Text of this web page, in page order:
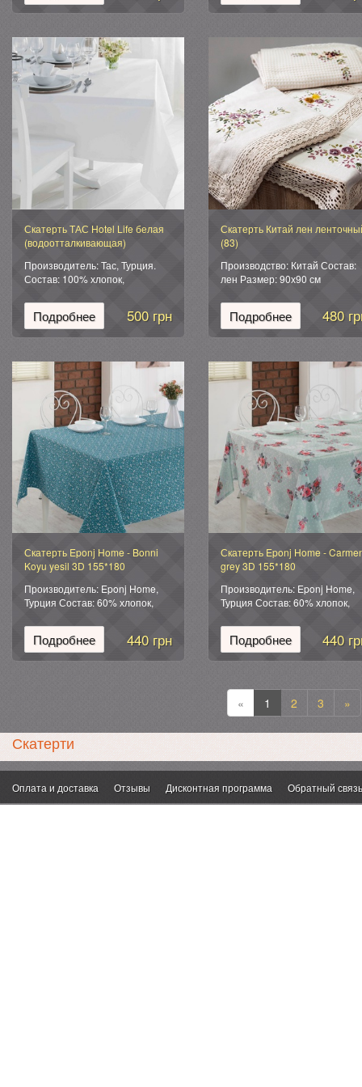
силиконовая.
силиконовая.
Скатерть ТАС Hotel Life белая
(водоотталкивающая)
Производитель: Тас, Турция.
Состав: 100% хлопок,
150х200 см. Упаковка:
подарочная фирменная.
Подробнее 500 грн
Скатерть Китай лен
(83)
Производство: Китай Состав:
лен Размер: 90х90 см
Подробнее 480
Скатерть Eponj Home - Bonni
Koyu yesil 3D 155*180
Производитель: Eponj Home,
Турция Состав: 60% хлопок,
155*180 см Упаковка: ПВХ
Подробнее 440 грн
Скатерть Eponj Home -
grey 3D 155*180
Производитель: Eponj Home,
Турция Состав: 60% хлопок,
155*180 см Упаковка: ПВХ
Подробнее 440
« 1 2 3 »
Скатерти
Оплата и доставка Отзывы Дисконтная программа Обратный связь